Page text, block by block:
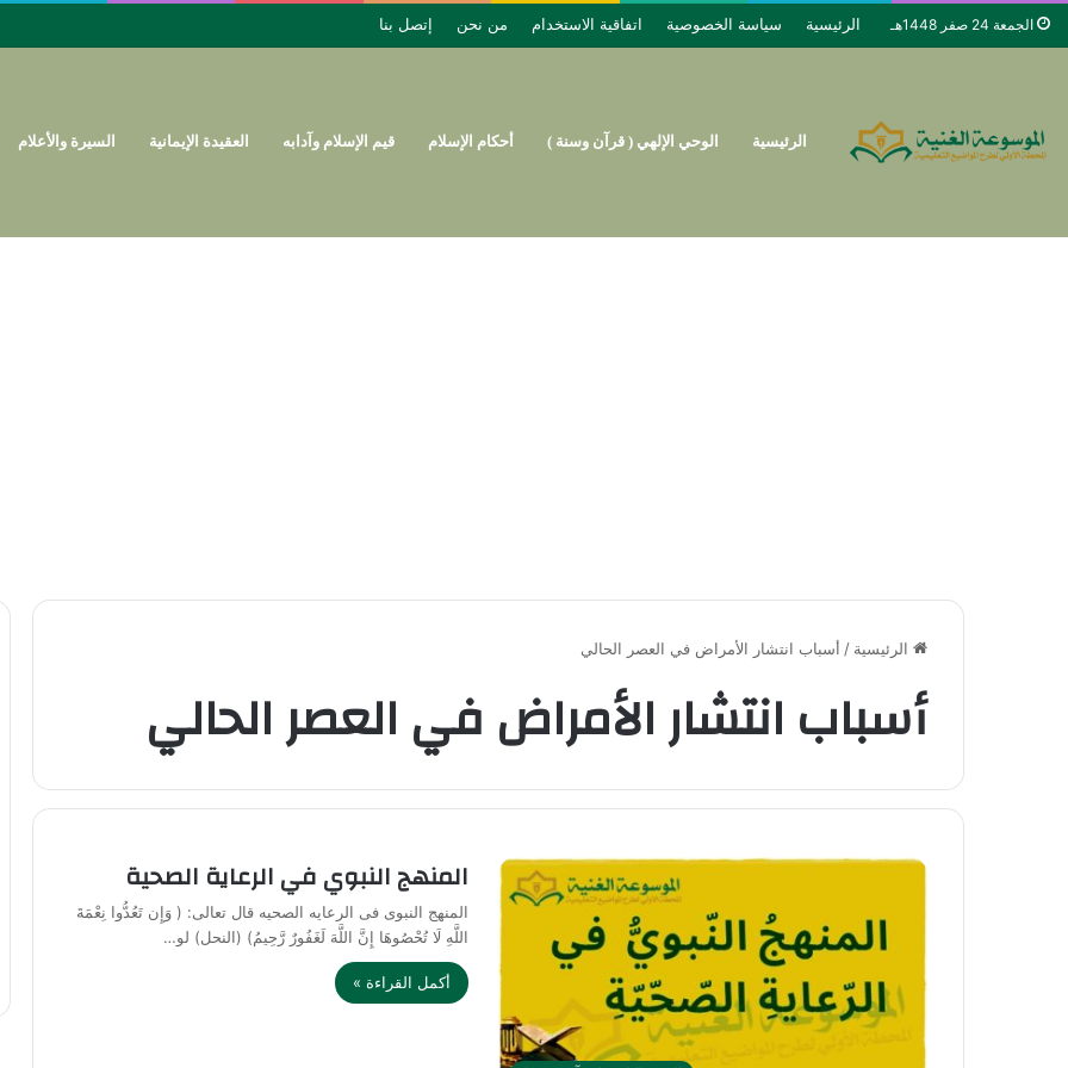
الجمعة 24 صفر 1448هـ الرئيسية سياسة الخصوصية اتفاقية الاستخدام من نحن إتصل بنا
الرئيسية الوحي الإلهي ( قرآن وسنة ) أحكام الإسلام قيم الإسلام وآدابه العقيدة الإيمانية السيرة والأعلام
الرئيسية / أسباب انتشار الأمراض في العصر الحالي
أسباب انتشار الأمراض في العصر الحالي
المنهج النبوي في الرعاية الصحية
المنهج النبوى فى الرعايه الصحيه قال تعالى: ( وَإِن تَعُدُّوا نِعْمَةَ
اللَّهِ لَا تُحْصُوهَا إِنَّ اللَّهَ لَغَفُورٌ رَّحِيمُ) (النحل) لو…
أكمل القراءة »